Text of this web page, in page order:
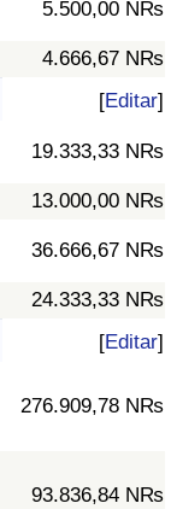
5.500,00 N₨
4.666,67 N₨
[Editar]
19.333,33 N₨
13.000,00 N₨
36.666,67 N₨
24.333,33 N₨
[Editar]
276.909,78 N₨
93.836,84 N₨